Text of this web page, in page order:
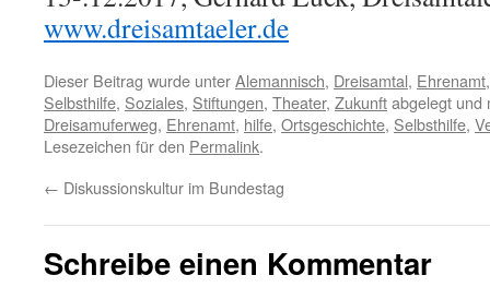
www.dreisamtaeler.de
Dieser Beitrag wurde unterAlemannisch, Dreisamtal, Ehrenamt
Selbsthilfe, Soziales, Stiftungen, Theater, Zukunftabgelegt und
Dreisamuferweg, Ehrenamt, hilfe, Ortsgeschichte, Selbsthilfe,
Lesezeichen für den Permalink.
← Diskussionskultur im Bundestag
Schreibe einen Kommentar